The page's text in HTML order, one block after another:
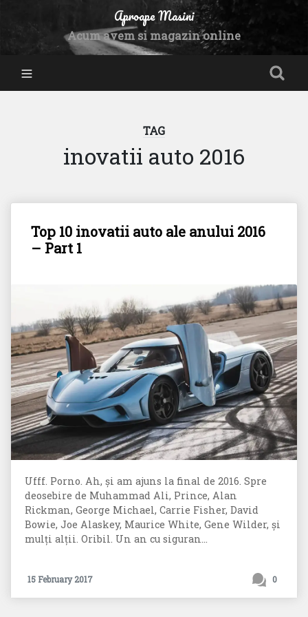
Aproape Masini
Acum avem si magazin online
TAG
inovatii auto 2016
Top 10 inovatii auto ale anului 2016
– Part 1
Ufff. Porno. Ah, și am ajuns la final de 2016. Spre
deosebire de Muhammad Ali, Prince, Alan
Rickman, George Michael, Carrie Fisher, David
Bowie, Joe Alaskey, Maurice White, Gene Wilder, și
mulți alții. Oribil. Un an cu siguran...
15 February 2017 0